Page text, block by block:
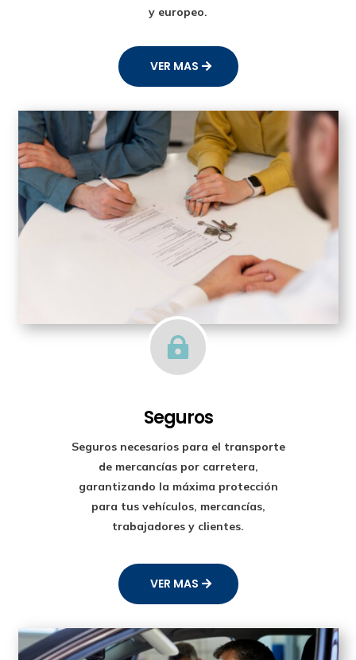
y europeo.
VER MAS

Seguros
Seguros necesarios para el transporte
de mercancías por carretera,
garantizando la máxima protección
para tus vehículos, mercancías,
trabajadores y clientes.
VER MAS